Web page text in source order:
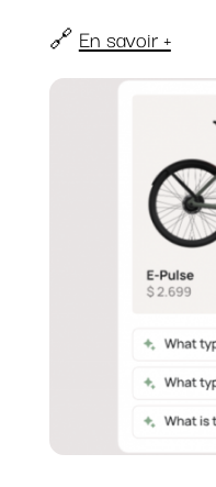
🔗 En savoir +